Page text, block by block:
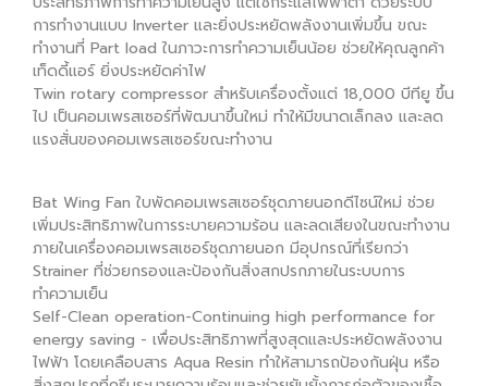
การทำงานแบบ Inverter และยิ่งประหยัดพลังงานเพิ่มขึ้น ขณะ
ทำงานที่ Part load ในภาวะการทำความเย็นน้อย ช่วยให้คุณลูกค้า
เท็ดดี้แอร์ ยิ่งประหยัดค่าไฟ
Twin rotary compressor สำหรับเครื่องตั้งแต่ 18,000 บีทียู ขึ้น
ไป เป็นคอมเพรสเซอร์ที่พัฒนาขึ้นใหม่ ทำให้มีขนาดเล็กลง และลด
แรงสั่นของคอมเพรสเซอร์ขณะทำงาน
Bat Wing Fan ใบพัดคอมเพรสเซอร์ชุดภายนอกดีไซน์ใหม่ ช่วย
เพิ่มประสิทธิภาพในการระบายความร้อน และลดเสียงในขณะทำงาน
ภายในเครื่องคอมเพรสเซอร์ชุดภายนอก มีอุปกรณ์ที่เรียกว่า
Strainer ที่ช่วยกรองและป้องกันสิ่งสกปรกภายในระบบการ
ทำความเย็น
Self-Clean operation-Continuing high performance for
energy saving - เพื่อประสิทธิภาพที่สูงสุดและประหยัดพลังงาน
ไฟฟ้า โดยเคลือบสาร Aqua Resin ทำให้สามารถป้องกันฝุ่น หรือ